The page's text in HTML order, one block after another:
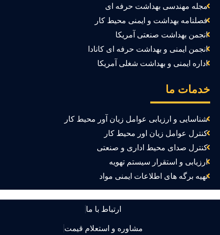
مجله مهندسی بهداشت حرفه ای
فصلنامه بهداشت و ایمنی محیط کار
انجمن بهداشت صنعتی آمریکا
انجمن ایمنی و بهداشت حرفه ای کانادا
اداره ایمنی و بهداشت شغلی آمریکا
ما
شناسایی و ارزیابی عوامل زیان آور محیط کار
کنترل عوامل زیان اور محیط کار
کنترل صدای محیط اداری و صنعتی
ارزیابی و استقرار سیستم تهویه
تهیه برگه های اطلاعات ایمنی مواد
ارتباط با ما
مشاوره و استعلام قیمت